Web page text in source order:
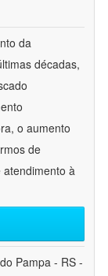
da
décadas,
o aumento
de
atendimento à
Pampa - RS -